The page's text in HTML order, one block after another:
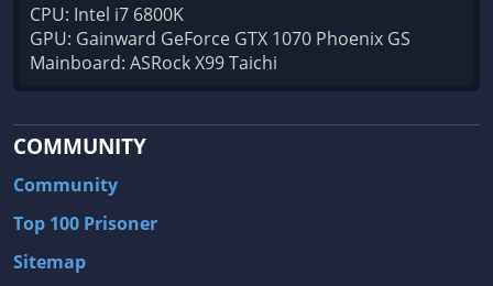
CPU: Intel i7 6800K
GPU: Gainward GeForce GTX 1070 Phoenix GS
Mainboard: ASRock X99 Taichi
COMMUNITY
Community
Top 100 Prisoner
Sitemap